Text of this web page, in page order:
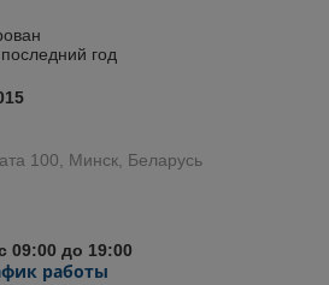
год
100, Минск, Беларусь
09:00 до 19:00
работы